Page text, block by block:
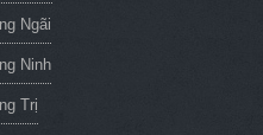
Ngãi
Ninh
Trị